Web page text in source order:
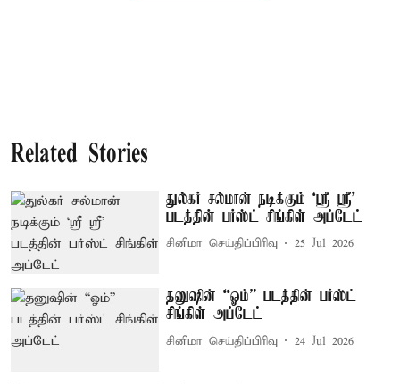
Related Stories
துல்கர் சல்மான் நடிக்கும் `ஸ்ரீ ஸ்ரீ'
படத்தின் பர்ஸ்ட் சிங்கிள் அப்டேட்
சினிமா செய்திப்பிரிவு 25 Jul 2026
தனுஷின் “ஓம்” படத்தின் பர்ஸ்ட்
சிங்கிள் அப்டேட்
சினிமா செய்திப்பிரிவு 24 Jul 2026